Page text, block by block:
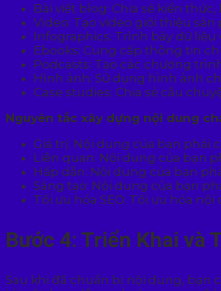
Bài viết blog: Chia sẻ kiến
Video: Tạo video giới thiệu
Infographics: Trình bày dữ
Ebooks: Cung cấp thông tin
Podcasts: Tạo các chương
Hình ảnh: Sử dụng hình ảnh
Case studies: Chia sẻ câu
Nguyên tắc xây dựng nội dung
Giá trị: Nội dung của bạn phải
Liên quan: Nội dung của bạn
Hấp dẫn: Nội dung của bạn
Sáng tạo: Nội dung của bạn
Tối ưu hóa SEO: Tối ưu hóa
Bước 4: Triển Khai và
Sau khi đã chuẩn bị nội dung, bạn